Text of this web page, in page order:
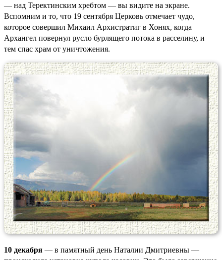
— над Теректинским хребтом — вы видите на экране.
Вспомним и то, что 19 сентября Церковь отмечает чудо,
которое совершил Михаил Архистратиг в Хонях, когда
Архангел повернул русло бурлящего потока в расселину, и
тем спас храм от уничтожения.
10 декабря — в памятный день Наталии Дмитриевны —